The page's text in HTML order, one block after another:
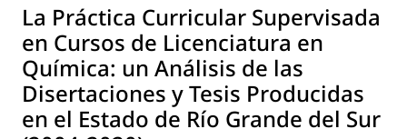
La Práctica Curricular Supervisada
en Cursos de Licenciatura en
Química: un Análisis de las
Disertaciones y Tesis Producidas
en el Estado de Río Grande del Sur